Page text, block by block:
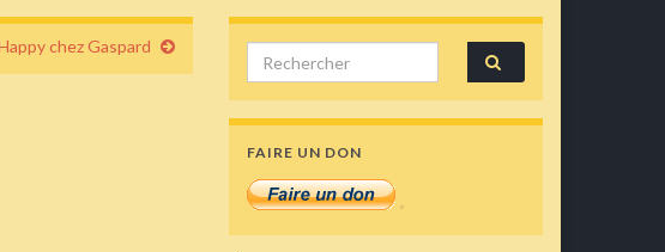
chez Gaspard Search for:
FAIRE UN DON